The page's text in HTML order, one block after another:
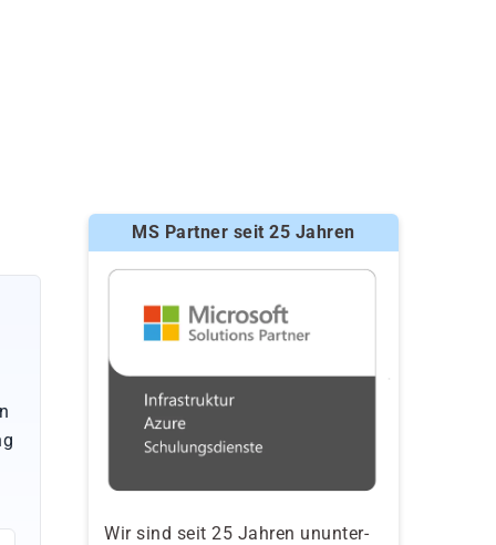
MS Partner seit 25 Jahren
Wir sind seit 25 Jahren ununter-